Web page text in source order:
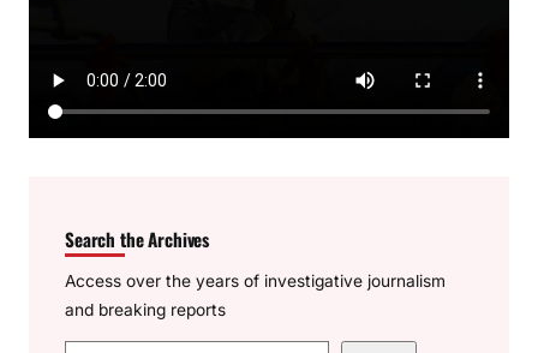
Search the Archives
Access over the years of investigative journalism
and breaking reports